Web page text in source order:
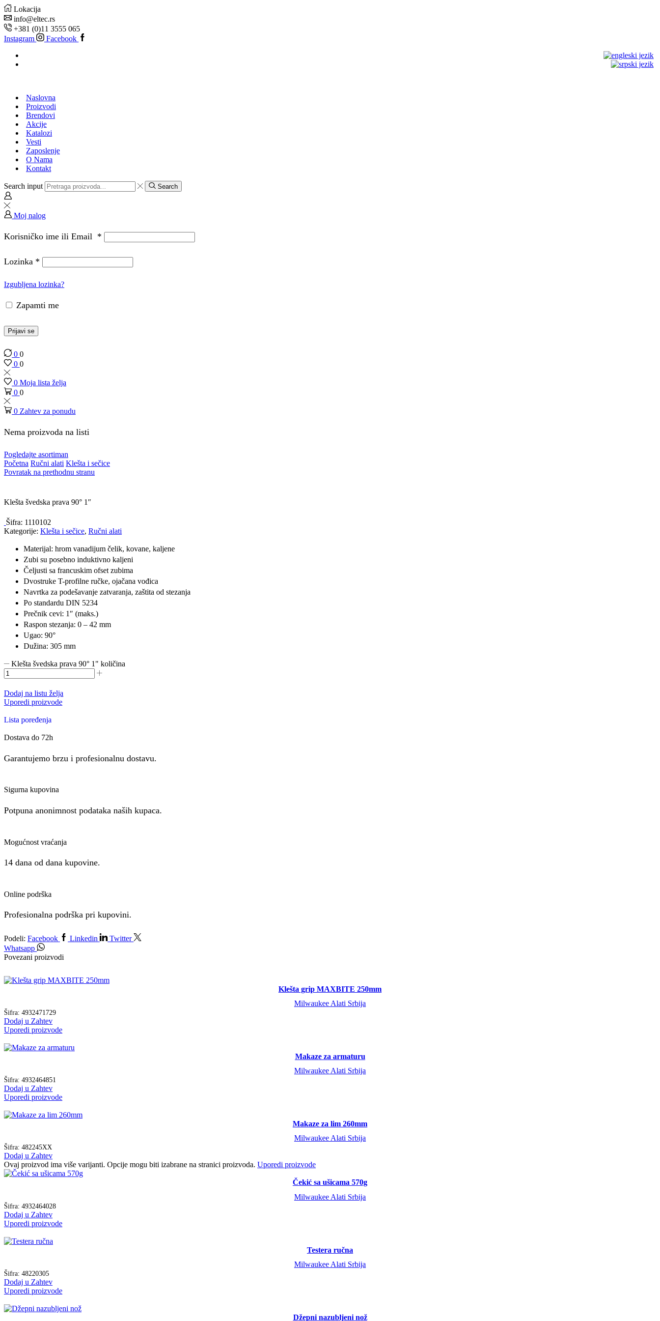
Lokacija
info@eltec.rs
+381 (0)11 3555 065
Instagram
Facebook
Naslovna
Proizvodi
Brendovi
Akcije
Katalozi
Vesti
Zaposlenje
O Nama
Kontakt
Search input Search
Moj nalog
Korisničko ime ili Email *
Lozinka *
Izgubljena lozinka?
Zapamti me
Prijavi se
0 0
0 0
0 Moja lista želja
0 0
0 Zahtev za ponudu
Nema proizvoda na listi
Pogledajte asortiman
Početna Ručni alati Klešta i sečice
Povratak na prethodnu stranu
Klešta švedska prava 90° 1″
Šifra: 1110102
Kategorije: Klešta i sečice, Ručni alati
Materijal: hrom vanadijum čelik, kovane, kaljene
Zubi su posebno induktivno kaljeni
Čeljusti sa francuskim ofset zubima
Dvostruke T-profilne ručke, ojačana vođica
Navrtka za podešavanje zatvaranja, zaštita od stezanja
Po standardu DIN 5234
Prečnik cevi: 1″ (maks.)
Raspon stezanja: 0 – 42 mm
Ugao: 90°
Dužina: 305 mm
Klešta švedska prava 90° 1" količina
Dodaj na listu želja
Uporedi proizvode
Lista poređenja
Dostava do 72h
Garantujemo brzu i profesionalnu dostavu.
Sigurna kupovina
Potpuna anonimnost podataka naših kupaca.
Mogućnost vraćanja
14 dana od dana kupovine.
Online podrška
Profesionalna podrška pri kupovini.
Podeli: Facebook Linkedin
Twitter
Whatsapp
Povezani proizvodi
Klešta grip MAXBITE 250mm
Milwaukee Alati Srbija
Šifra: 4932471729
Dodaj u Zahtev
Uporedi proizvode
Makaze za armaturu
Milwaukee Alati Srbija
Šifra: 4932464851
Dodaj u Zahtev
Uporedi proizvode
Makaze za lim 260mm
Milwaukee Alati Srbija
Šifra: 482245XX
Dodaj u Zahtev
Ovaj proizvod ima više varijanti. Opcije mogu biti izabrane na stranici proizvoda. Uporedi proizvode
Čekić sa ušicama 570g
Milwaukee Alati Srbija
Šifra: 4932464028
Dodaj u Zahtev
Uporedi proizvode
Testera ručna
Milwaukee Alati Srbija
Šifra: 48220305
Dodaj u Zahtev
Uporedi proizvode
Džepni nazubljeni nož